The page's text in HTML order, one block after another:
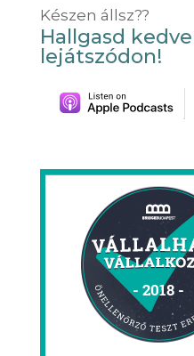
Készen állsz??
Hallgasd
lejátszódon!